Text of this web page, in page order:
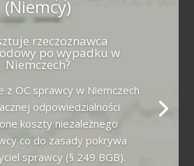
(Niemcy)
rzeczoznawca
po wypadku w
Niemczech?
z OC sprawcy w Niemczech
odpowiedzialności
koszty niezależnego
co do zasady pokrywa
sprawcy (§ 249 BGB).